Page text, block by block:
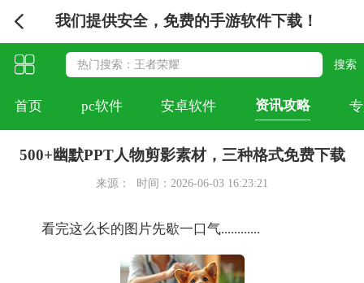
我们提供安全，免费的手游软件下载！
首页 pc软件 安卓软件 资讯攻略
500+幽默PPT人物剪影素材，三种格式免费下载
来源： 时间：2026-06-03 16:23:21
看完这么长的图片先歇一口气............